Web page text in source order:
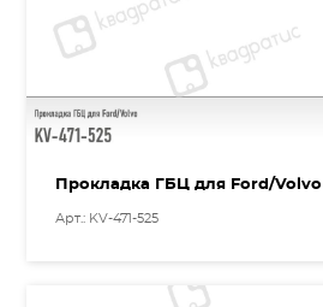
Прокладка ГБЦ для Ford/Volvo
Арт.: KV-471-525